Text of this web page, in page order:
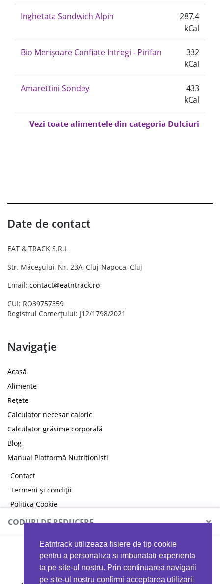
Eatntrack utilizeaza fisiere de tip cookie
pentru a personaliza si imbunatati experienta
ta pe site-ul nostru. Prin continuarea navigarii
pe site-ul nostru confirmi acceptarea utilizarii
Inghetata Sandwich Alpin
287.4
kCal
Bio Merișoare Confiate Intregi - Pirifan
332
kCal
Amarettini Sondey
433
kCal
Vezi toate alimentele din categoria Dulciuri
Date de contact
EAT & TRACK S.R.L
Str. Măceșului, Nr. 23A, Cluj-Napoca, Cluj
Email: contact@eatntrack.ro
CUI: RO39757359
Registrul Comerțului: J12/1798/2021
Navigație
Acasă
Alimente
Rețete
Calculator necesar caloric
Calculator grăsime corporală
Blog
Manual Platformă Nutriționiști
Contact
Termeni și condiții
Politica Cookie
Politica de confidențialitate
CODURI DE REDUCERE ×
MYPROTEIN